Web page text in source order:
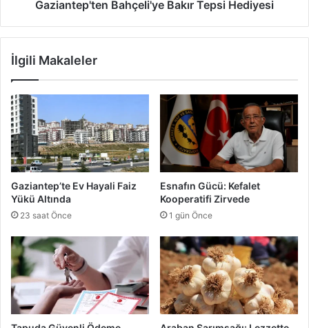
l
i
G
e
r
e
k
O
l
d
u
ç
e
l
i
'
e
B
a
k
ı
r
T
e
s
Gaziantep'ten Bahçeli'ye Bakır Tepsi Hediyesi
İlgili Makaleler
Gaziantep’te Ev Hayali Faiz
Yükü Altında
23 saat Önce
Esnafın Gücü: Kefalet
Kooperatifi Zirvede
1 gün Önce